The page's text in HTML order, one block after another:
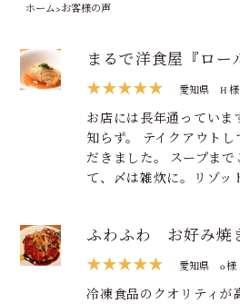
ホーム>お客様の声
まるで洋食屋『ロ
★★★★★
愛知県 H 様
お店には長年通っていま
知らず。 テイクアウト
だきました。 スープま
て、〆は雑炊に。リゾッ
ふわふわ お好み焼
★★★★★
愛知県 o 様
冷凍食品のクオリティが